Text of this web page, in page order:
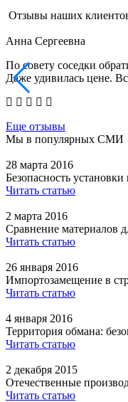
Отзывы наших
Анна Сергеевна
По совету соседки
Даже удивилась цене.
Еще отзывы
Мы в популярных СМИ
28 марта 2016
Безопасность
Читать статью
2 марта 2016
Сравнение материалов
Читать статью
26 января 2016
Импортозамещение в
Читать статью
4 января 2016
Территория обмана:
Читать статью
2 декабря 2015
Отечественные
Читать статью